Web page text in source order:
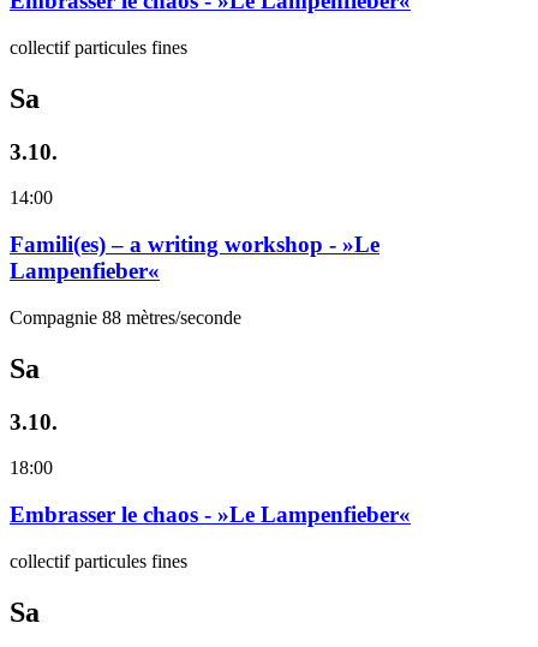
collectif particules fines
Sa
3.10.
14:00
Famili(es) – a writing workshop - »Le
Lampenfieber«
Compagnie 88 mètres/seconde
Sa
3.10.
18:00
Embrasser le chaos - »Le Lampenfieber«
collectif particules fines
Sa